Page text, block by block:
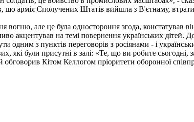
що армія Сполучених Штатів вийшла з В'єтнаму,
вогню, але це була одностороння згода, констатував
акцентував на темі повернення українських дітей.
з пунктів переговорів з росіянами - і
які були присутні в залі: «Те, що ви робите сьогодні,
Кітом Келлогом пріоритети оборонної